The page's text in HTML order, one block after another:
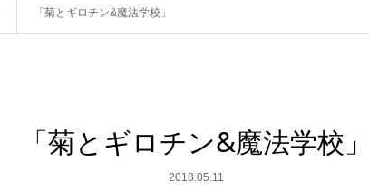
「菊とギロチン&魔法学校」
「菊とギロチン&魔法学校」
2018.05.11